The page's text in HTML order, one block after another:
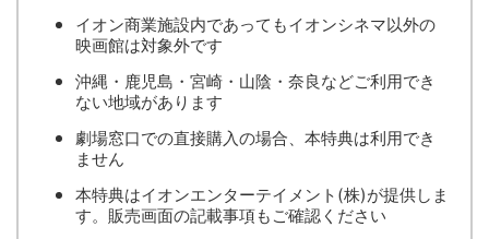
イオン商業施設内であってもイオンシネマ以外の
映画館は対象外です
沖縄・鹿児島・宮崎・山陰・奈良などご利用でき
ない地域があります
劇場窓口での直接購入の場合、本特典は利用でき
ません
本特典はイオンエンターテイメント(株)が提供しま
す。販売画面の記載事項もご確認ください